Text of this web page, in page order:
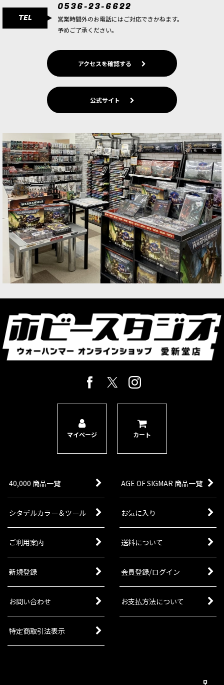
ラーの勢力の新たなリーダーユニットの新シタデ
ルミニチュア1体。 白兵ユニットを大いに支援す
るユニットで、装備や武器のオプションパーツも
収録。 より大き…
[ブラックテンプラー] クルセイド・エインシェン
ト
55-57
2点
ゲーム「ウォーハンマー40,000」ブラックテンプ
ラーの勢力の新たなサポートキャラクターの新シ
ナーの代替オプションパーツも収録。 より大きな
ユニットとして…
[ブラックテンプラー] 大将帥ヘルブレヒト[55-
41]
7,500円(税込)
1点
ブラックテンプラー戦団を率いる非常に強力な
「大将帥ヘルブレヒト」。本セットにはプラスチ
ック製マルチパーツキット1体を収録。戦団を象
徴するアイコニックなキャラクター。頭部・ベー
スパーツのオプション同梱。…
[ブラックテンプラー] マーシャル[55-48]
5,800円(税込)
録されている。強力なアビリティや巧みな策略で
スペースマリーンたちを戦場へと導くブラックテ
ンプラー「マーシャル」。本セットにはプラスチ
ック製マルチパーツキット…
(税込)
周囲の兵を鼓舞するブラックテンプラーの英雄
マルチパーツキット1体を収録、ブラックテンプ
ラーアーミーのHQとしても活躍するミニチュア。
]
5,300
1点
スペースマリーンのミニチュアをブラックテンプ
ト。ビークル用の追加パーツ、肩パッドや頭部、
武器などのパーツや、コデックス・サプリメント
掲載の特殊ウォーギアなどを…
[ブラックテンプラー] 教戒官グリマルドゥス＆近
ブラックテンプラーのたゆまぬ信仰心の指針とな
る「教戒官グリマルドゥス」。本セットにはプラ
スチック製マルチパーツキット4体を収録。ブラ
ックテンプラーアーミーのHQとしても活躍するア
TEL
0536-23-6622
営業時間外のお電話にはご対応できかねます。
予めご了承ください。
アクセスを確認する
公式サイト
マイページ カート
40,000 商品一覧 AGE OF SIGMAR 商品一覧
シタデルカラー＆ツール お気に入り
ご利用案内 送料について
新規登録 会員登録/ログイン
お問い合わせ お支払方法について
特定商取引法表示